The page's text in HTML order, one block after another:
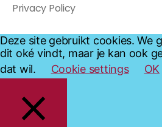
Privacy Policy
Deze site gebruikt cookies. We
dit oké vindt, maar je kan ook
dat wil.
Cookie settings OK